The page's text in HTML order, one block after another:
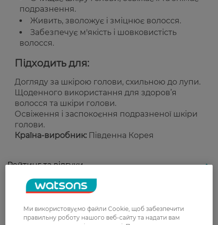
подразнення.
Живить, зволожує і зміцнює волосся.
Забезпечує м'якість і шовковистість
волосся.
Підходить для:
Догляду за шкірою голови, схильною до лупи.
Щоденного використання для здоров’я
волосся та шкіри голови.
Освіження і заспокоєння подразненої шкіри
голови.
Країна-виробник: Південна Корея
Рейтинг та відгуки
0
З 0 відгуків
Ми використовуємо файли Cookie, щоб забезпечити
правильну роботу нашого веб-сайту та надати вам